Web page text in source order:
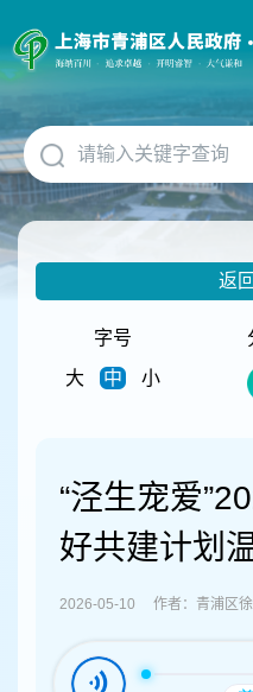
障
碍
作
说
明
跳
到
网
返
字号
大
中 小
“泾生宠爱
好共建计划
2026-05-10 作者：青浦区徐